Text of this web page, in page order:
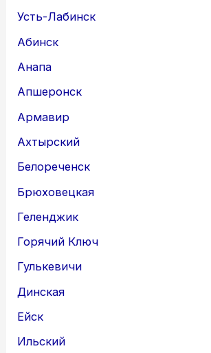
Усть-Лабинск
Абинск
Анапа
Апшеронск
Армавир
Ахтырский
Белореченск
Брюховецкая
Геленджик
Горячий Ключ
Гулькевичи
Динская
Ейск
Ильский